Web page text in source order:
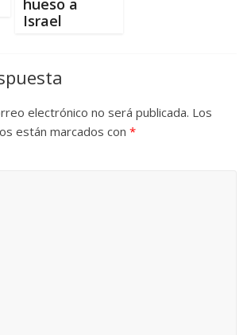
Israel
electrónico no será publicada. Los
están marcados con*